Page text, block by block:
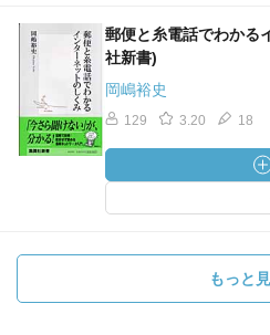
郵便と糸電話でわかる
社新書)
岡嶋裕史
129 3.20 18
もっと